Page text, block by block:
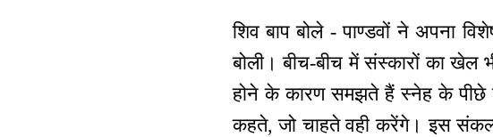
शिव बाप बोले - पाण्डवों ने अपना
बोली। बीच-बीच में संस्कारों का
होने के कारण समझते हैं स्नेह के पीछे यह
कहते, जो चाहते वही करेंगे। इस